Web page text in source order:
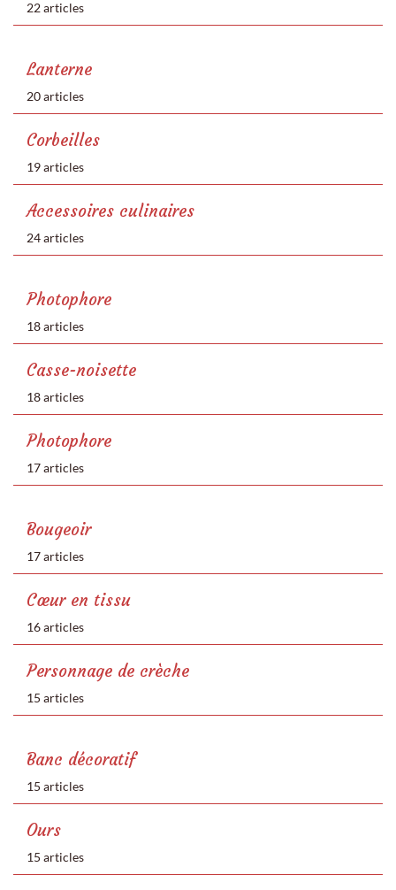
22 articles
Lanterne
20 articles
Corbeilles
19 articles
Accessoires culinaires
24 articles
Photophore
18 articles
Casse-noisette
18 articles
Photophore
17 articles
Bougeoir
17 articles
Cœur en tissu
16 articles
Personnage de crèche
15 articles
Banc décoratif
15 articles
Ours
15 articles